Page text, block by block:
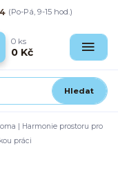
Hledat
(Po-Pá, 9-15 hod.)
0 ks
0 Kč
| Harmonie prostoru pro
práci